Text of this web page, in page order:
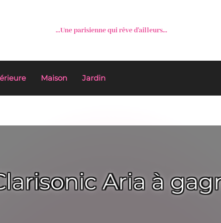
...Une parisienne qui rêve d'ailleurs...
Maison Jardin
Aria à